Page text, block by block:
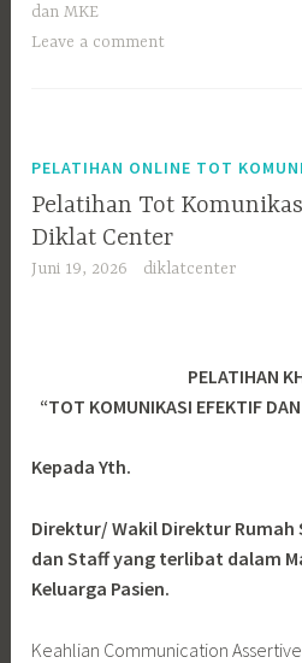
dan MKE
Leave a comment
PELATIHAN ONLINE TOT
Pelatihan Tot
Diklat Center
Juni 19, 2026 diklatcenter
PELATIHAN
“TOT KOMUNIKASI EFEKTIF
Kepada Yth.
Direktur/ Wakil Direktur
dan Staff yang terlibat dalam
Keluarga Pasien.
Keahlian Communication